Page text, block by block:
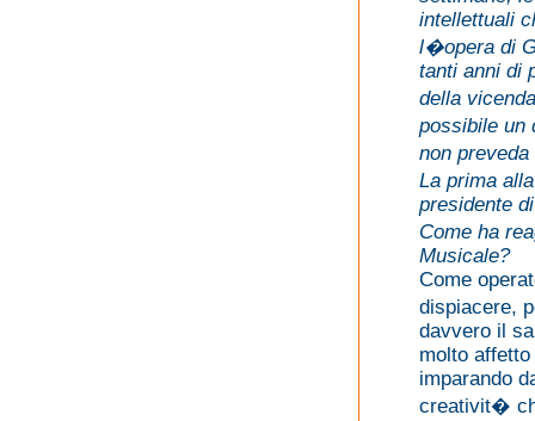
intellettuali
l�opera di
tanti anni di
della
possibile un
non
La prima
presidente
Come ha
Musicale?
Come
dispiacere,
davvero il
molto
imparando
creativit�